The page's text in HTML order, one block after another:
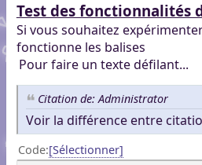
Test des fonctionnalités
Si vous souhaitez
fonctionne les balises
Pour faire un texte défilant...
Citation de: Administrator
Voir la différence entre
Code Sélectionner